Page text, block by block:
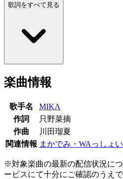
歌詞をすべて見る
楽曲情報
歌手名
MIKA
作詞
只野菜摘
作曲
川田瑠夏
関連情報 まかでみ・WAっしょ
※対象楽曲の最新の配信状況に
ービスにて十分にご確認のうえ